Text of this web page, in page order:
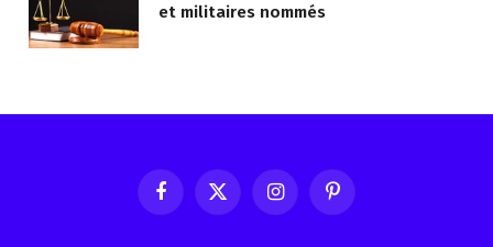
et militaires nommés
FacebookX
InstagramPinterest